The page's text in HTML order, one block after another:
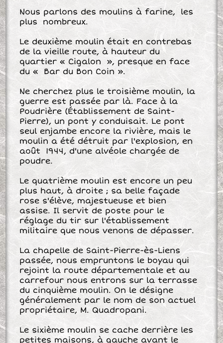
Nous parlons des moulins à farine, les
plus nombreux.
Le deuxième moulin était en contrebas
de la vieille route, à hauteur du
quartier « Cigalon », presque en face
du « Bar du Bon Coin ».
Ne cherchez plus le troisième moulin, la
guerre est passée par là. Face à la
Poudrière (Établissement de Saint-
Pierre), un pont y conduisait. Le pont
seul enjambe encore la rivière, mais le
moulin a été détruit par l'explosion, en
août 1944, d'une alvéole chargée de
poudre.
Le quatrième moulin est encore un peu
plus haut, à droite ; sa belle façade
rose s'élève, majestueuse et bien
assise. Il servit de poste pour le
réglage du tir sur l'établissement
militaire que nous venons de dépasser.
La chapelle de Saint-Pierre-ès-Liens
passée, nous empruntons le boyau qui
rejoint la route départementale et au
carrefour nous entrons sur la terrasse
du cinquième moulin. On le désigne
généralement par le nom de son actuel
propriétaire, M. Quadropani.
Le sixième moulin se cache derrière les
petites maisons, à gauche avant le